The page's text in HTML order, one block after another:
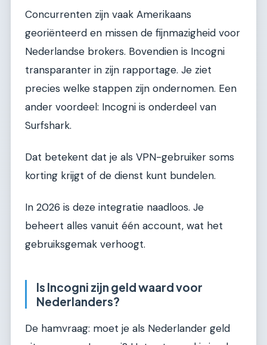
Concurrenten zijn vaak Amerikaans
georiënteerd en missen de fijnmazigheid voor
Nederlandse brokers. Bovendien is Incogni
transparanter in zijn rapportage. Je ziet
precies welke stappen zijn ondernomen. Een
ander voordeel: Incogni is onderdeel van
Surfshark.
Dat betekent dat je als VPN-gebruiker soms
korting krijgt of de dienst kunt bundelen.
In 2026 is deze integratie naadloos. Je
beheert alles vanuit één account, wat het
gebruiksgemak verhoogt.
Is Incogni zijn geld waard voor
Nederlanders?
De hamvraag: moet je als Nederlander geld